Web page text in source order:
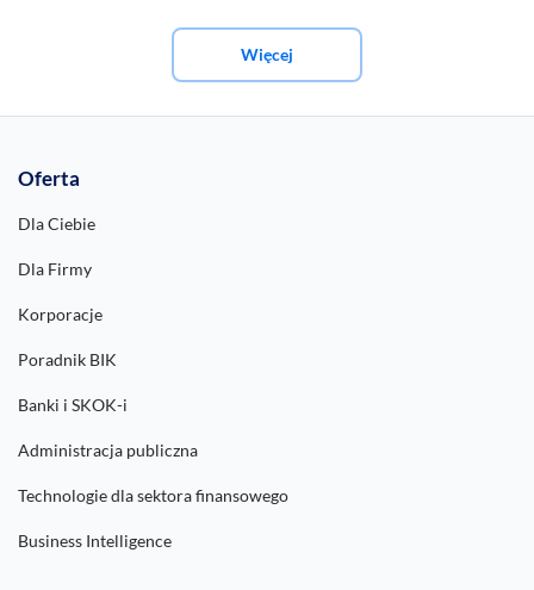
Więcej
Oferta
Dla Ciebie
Dla Firmy
Korporacje
Poradnik BIK
Banki i SKOK-i
Administracja publiczna
Technologie dla sektora finansowego
Business Intelligence